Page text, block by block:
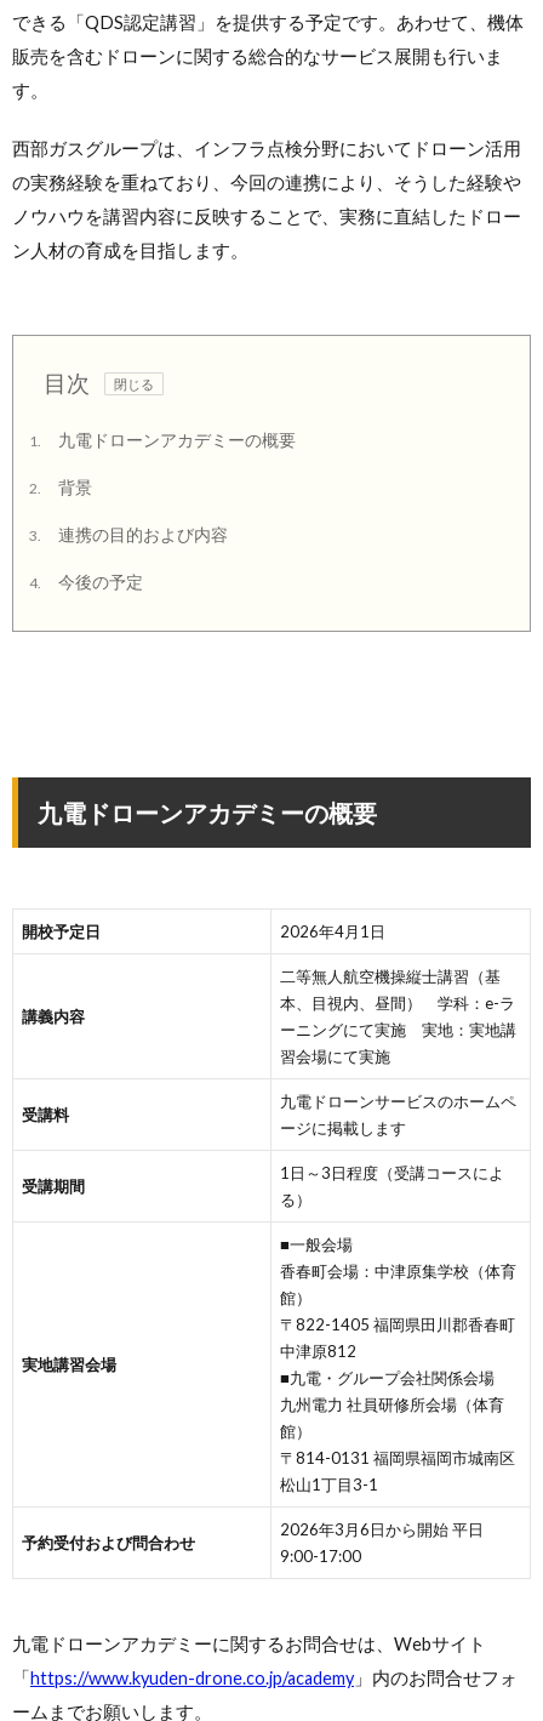
できる「QDS認定講習」を提供する予定です。あわせて、機体
販売を含むドローンに関する総合的なサービス展開も行いま
す。
西部ガスグループは、インフラ点検分野においてドローン活用
の実務経験を重ねており、今回の連携により、そうした経験や
ノウハウを講習内容に反映することで、実務に直結したドロー
ン人材の育成を目指します。
目次
1. 九電ドローンアカデミーの概要
2. 背景
3. 連携の目的および内容
4. 今後の予定
九電ドローンアカデミーの概要
開校予定日 2026年4月1日
講義内容
二等無人航空機操縦士講習（基
本、目視内、昼間） 学科：e-ラ
ーニングにて実施 実地：実地講
習会場にて実施
受講料
九電ドローンサービスのホームペ
ージに掲載します
受講期間
1日～3日程度（受講コースによ
る）
実地講習会場
■一般会場
香春町会場：中津原集学校（体育
館）
〒822-1405 福岡県田川郡香春町
中津原812
■九電・グループ会社関係会場
九州電力 社員研修所会場（体育
館）
〒814-0131 福岡県福岡市城南区
松山1丁目3-1
予約受付および問合わせ
2026年3月6日から開始 平日
9:00-17:00
九電ドローンアカデミーに関するお問合せは、Webサイト
「https://www.kyuden-drone.co.jp/academy」内のお問合せフォ
ームまでお願いします。